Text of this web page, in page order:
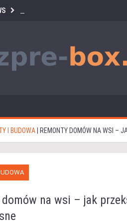
I BUDOWA REMONTY DOMÓW NA WSI –
domów na wsi – jak